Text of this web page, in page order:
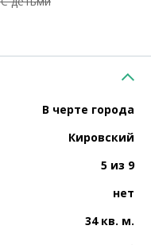
В черте города
Кировский
5 из 9
нет
34 кв. м.